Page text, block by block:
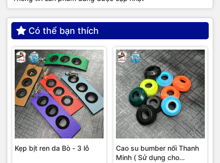
Có thể bạn thích
Kẹp bịt ren da Bò - 3 lỗ
Cao su bumber nối Thanh
Minh ( Sử dụng cho